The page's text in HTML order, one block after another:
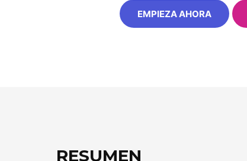
EMPIEZA AHORA
RESUMEN